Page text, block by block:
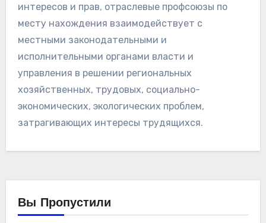
интересов и прав, отраслевые профсоюзы по
месту нахождения взаимодействует с
местными законодательными и
исполнительными органами власти и
управления в решении региональных
хозяйственных, трудовых, социально-
экономических, экологических проблем,
затрагивающих интересы трудящихся.
Вы Пропустили